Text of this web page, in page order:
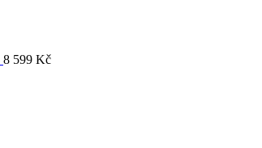
8 599 Kč